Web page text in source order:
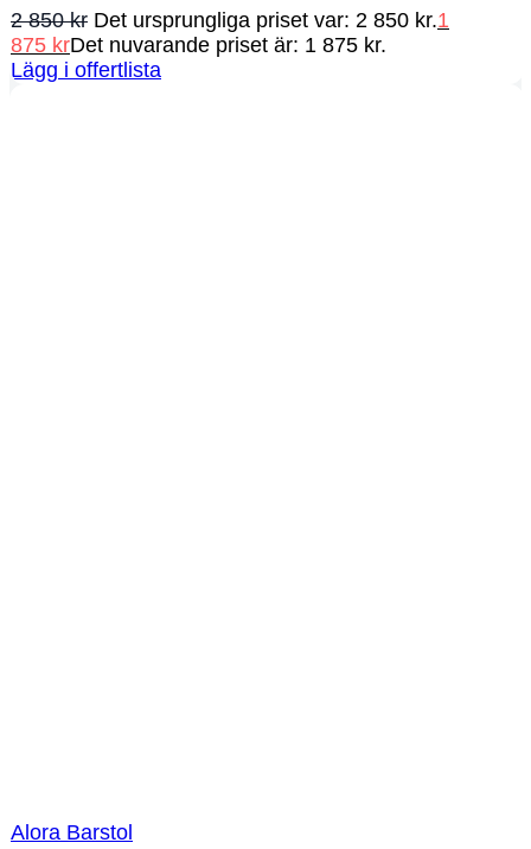
2 850kr Det ursprungliga priset var: 2 850 kr.1
875 krDet nuvarande priset är: 1 875 kr.
Lägg i offertlista
Alora Barstol